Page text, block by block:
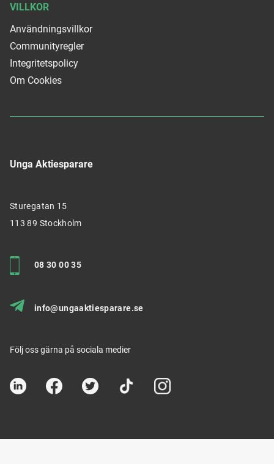
Unga Aktiesparare
Sturegatan 15
113 89 Stockholm
08 30 00 35
info@ungaaktiesparare.se
Följ oss gärna på sociala medier
VILLKOR
Användningsvillkor
Communityregler
Integritetspolicy
Om Cookies